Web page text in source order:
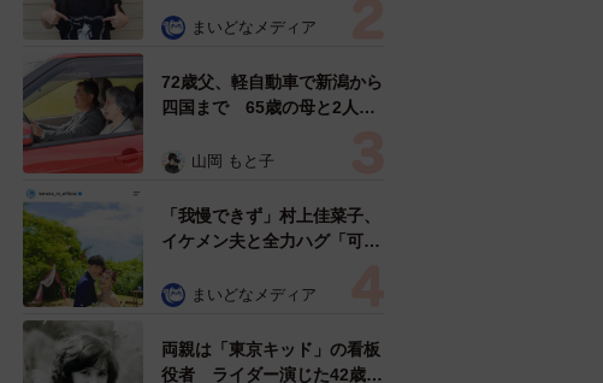
雰囲気が」「宝塚に入れそ
まいどなメディア
72歳父、軽自動車で新潟から
四国まで 65歳の母と2人で
憩まで分刻み… 「大学生で
山岡 もと子
「我慢できず」村上佳菜子、
イケメン夫と全力ハグ「可愛
まいどなメディア
両親は「東京キッド」の看板
役者 ライダー演じた42歳元